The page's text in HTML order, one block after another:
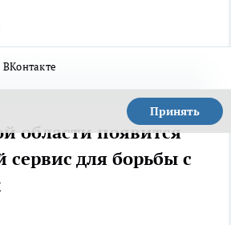
Принять
области появится
сервис для борьбы с